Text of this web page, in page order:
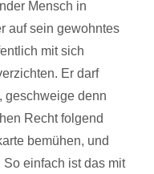
Mensch in
auf sein gewohntes
mit sich
Er darf
geschweige denn
Recht folgend
bemühen, und
einfach ist das mit